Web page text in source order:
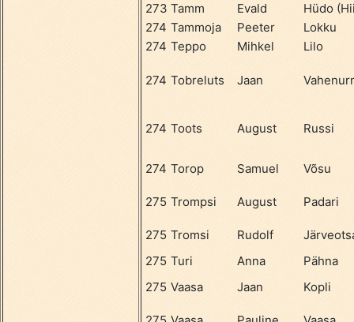
273 Tamm Evald
Hüdo
274 Tammoja Peeter
Lokku
274 Teppo Mihkel Lilo
274 Tobreluts Jaan
274 Toots August Russi
274 Torop Samuel Võsu
275 Trompsi August Padari
275 Tromsi Rudolf
275 Turi Anna
Pähna
275 Vaasa Jaan Kopli